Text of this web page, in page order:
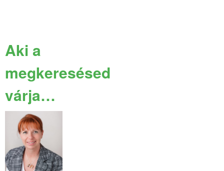
Aki a
megkeresésed
várja…